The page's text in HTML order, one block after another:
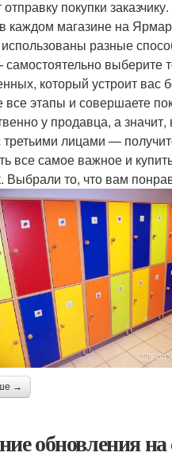
покупки
каждом магазине на
использованы разные
выберите
который устроит вас
все этапы и совершаете
у продавца, а
лицами —
все самое важное и
Выбрали то, что вам
→
обновления на